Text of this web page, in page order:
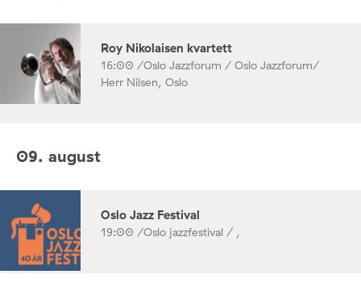
Roy Nikolaisen kvartett
16:00 /Oslo Jazzforum / Oslo Jazzforum/
Herr Nilsen, Oslo
09. august
Oslo Jazz Festival
19:00 /Oslo jazzfestival / ,